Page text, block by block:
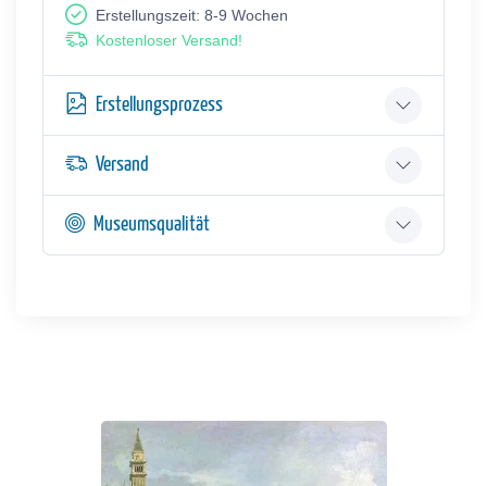
Erstellungszeit: 8-9 Wochen
Kostenloser Versand!
Erstellungsprozess
Versand
Museumsqualität